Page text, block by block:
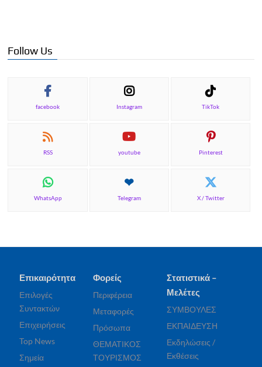
Follow Us
facebook Instagram TikTok
RSS youtube Pinterest
WhatsApp Telegram X / Twitter
Επικαιρότητα
Επιλογές
Συντακτών
Επιχειρήσεις
Top News
Σημεία
Φορείς
Περιφέρεια
Μεταφορές
Πρόσωπα
ΘΕΜΑΤΙΚΟΣ
ΤΟΥΡΙΣΜΟΣ
Στατιστικά –
Μελέτες
ΣΥΜΒΟΥΛΕΣ
ΕΚΠΑΙΔΕΥΣΗ
Εκδηλώσεις /
Εκθέσεις